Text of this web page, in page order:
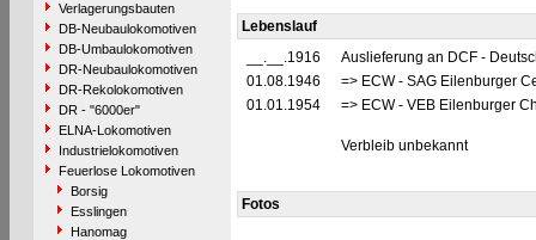
Verlagerungsbauten
DB-Neubaulokomotiven
DB-Umbaulokomotiven
DR-Neubaulokomotiven
DR-Rekolokomotiven
DR - "6000er"
ELNA-Lokomotiven
Industrielokomotiven
Feuerlose Lokomotiven
Borsig
Esslingen
Hanomag
Lebenslauf
__.__.1916
Auslieferung an DCF -
01.08.1946
=> ECW - SAG Eilenburger
01.01.1954
=> ECW - VEB Eilenburger
Verbleib unbekannt
Fotos